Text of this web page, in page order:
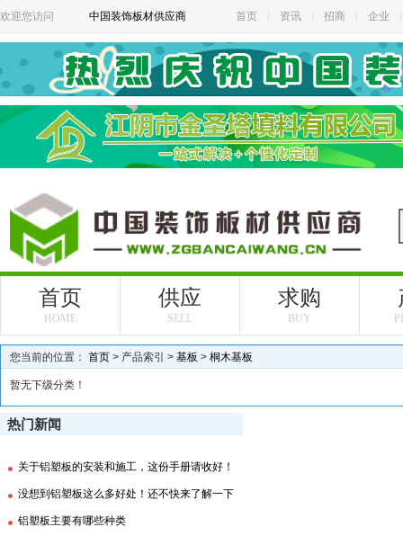
欢迎您访问 中国装饰板材供应商 首页 资讯 招商 企业
首页
HOME
供应
SELL
求购
BUY
您当前的位置： 首页 > 产品索引 > 基板 > 桐木基板
暂无下级分类！
热门新闻
关于铝塑板的安装和施工，这份手册请收好！
没想到铝塑板这么多好处！还不快来了解一下
铝塑板主要有哪些种类